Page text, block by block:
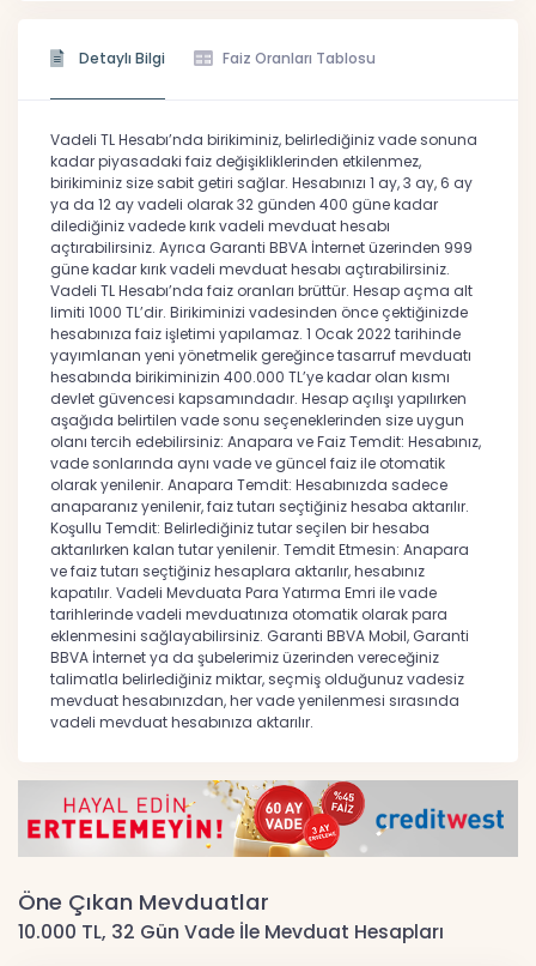
Detaylı Bilgi Faiz Oranları Tablosu
Vadeli TL Hesabı’nda birikiminiz, belirlediğiniz vade sonuna
kadar piyasadaki faiz değişikliklerinden etkilenmez,
birikiminiz size sabit getiri sağlar. Hesabınızı 1 ay, 3 ay, 6 ay
ya da 12 ay vadeli olarak 32 günden 400 güne kadar
dilediğiniz vadede kırık vadeli mevduat hesabı
açtırabilirsiniz. Ayrıca Garanti BBVA İnternet üzerinden 999
güne kadar kırık vadeli mevduat hesabı açtırabilirsiniz.
Vadeli TL Hesabı’nda faiz oranları brüttür. Hesap açma alt
limiti 1000 TL’dir. Birikiminizi vadesinden önce çektiğinizde
hesabınıza faiz işletimi yapılamaz. 1 Ocak 2022 tarihinde
yayımlanan yeni yönetmelik gereğince tasarruf mevduatı
hesabında birikiminizin 400.000 TL’ye kadar olan kısmı
devlet güvencesi kapsamındadır. Hesap açılışı yapılırken
aşağıda belirtilen vade sonu seçeneklerinden size uygun
olanı tercih edebilirsiniz: Anapara ve Faiz Temdit: Hesabınız,
vade sonlarında aynı vade ve güncel faiz ile otomatik
olarak yenilenir. Anapara Temdit: Hesabınızda sadece
anaparanız yenilenir, faiz tutarı seçtiğiniz hesaba aktarılır.
Koşullu Temdit: Belirlediğiniz tutar seçilen bir hesaba
aktarılırken kalan tutar yenilenir. Temdit Etmesin: Anapara
ve faiz tutarı seçtiğiniz hesaplara aktarılır, hesabınız
kapatılır. Vadeli Mevduata Para Yatırma Emri ile vade
tarihlerinde vadeli mevduatınıza otomatik olarak para
eklenmesini sağlayabilirsiniz. Garanti BBVA Mobil, Garanti
BBVA İnternet ya da şubelerimiz üzerinden vereceğiniz
talimatla belirlediğiniz miktar, seçmiş olduğunuz vadesiz
mevduat hesabınızdan, her vade yenilenmesi sırasında
vadeli mevduat hesabınıza aktarılır.
Öne Çıkan Mevduatlar
10.000 TL, 32 Gün Vade İle Mevduat Hesapları